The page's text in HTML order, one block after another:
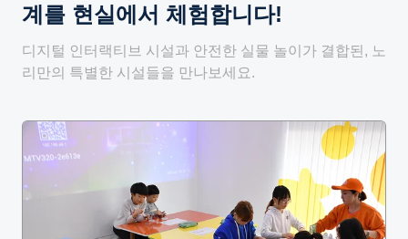
계를 현실에서 체험합니다!
디지털 인터랙티브 시설과 안전한 실물 놀이가 결합된, 노
리만의 특별한 시설들을 만나보세요.